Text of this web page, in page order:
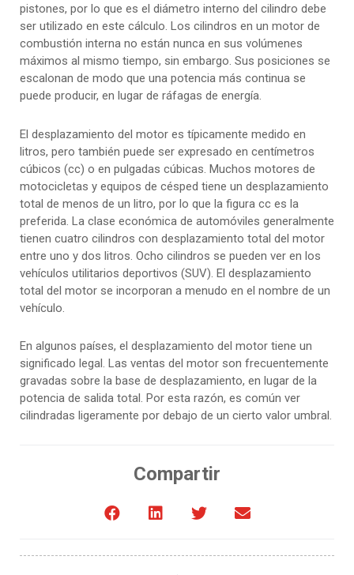
pistones, por lo que es el diámetro interno del cilindro debe
ser utilizado en este cálculo. Los cilindros en un motor de
combustión interna no están nunca en sus volúmenes
máximos al mismo tiempo, sin embargo. Sus posiciones se
escalonan de modo que una potencia más continua se
puede producir, en lugar de ráfagas de energía.
El desplazamiento del motor es típicamente medido en
litros, pero también puede ser expresado en centímetros
cúbicos (cc) o en pulgadas cúbicas. Muchos motores de
motocicletas y equipos de césped tiene un desplazamiento
total de menos de un litro, por lo que la figura cc es la
preferida. La clase económica de automóviles generalmente
tienen cuatro cilindros con desplazamiento total del motor
entre uno y dos litros. Ocho cilindros se pueden ver en los
vehículos utilitarios deportivos (SUV). El desplazamiento
total del motor se incorporan a menudo en el nombre de un
vehículo.
En algunos países, el desplazamiento del motor tiene un
significado legal. Las ventas del motor son frecuentemente
gravadas sobre la base de desplazamiento, en lugar de la
potencia de salida total. Por esta razón, es común ver
cilindradas ligeramente por debajo de un cierto valor umbral.
Compartir